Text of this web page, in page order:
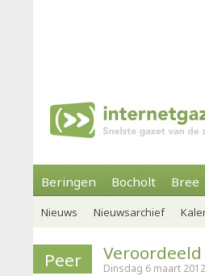
Beringen Bocholt Bree
Nieuws Nieuwsarchief
Peer Dinsdag 6 maart 2012